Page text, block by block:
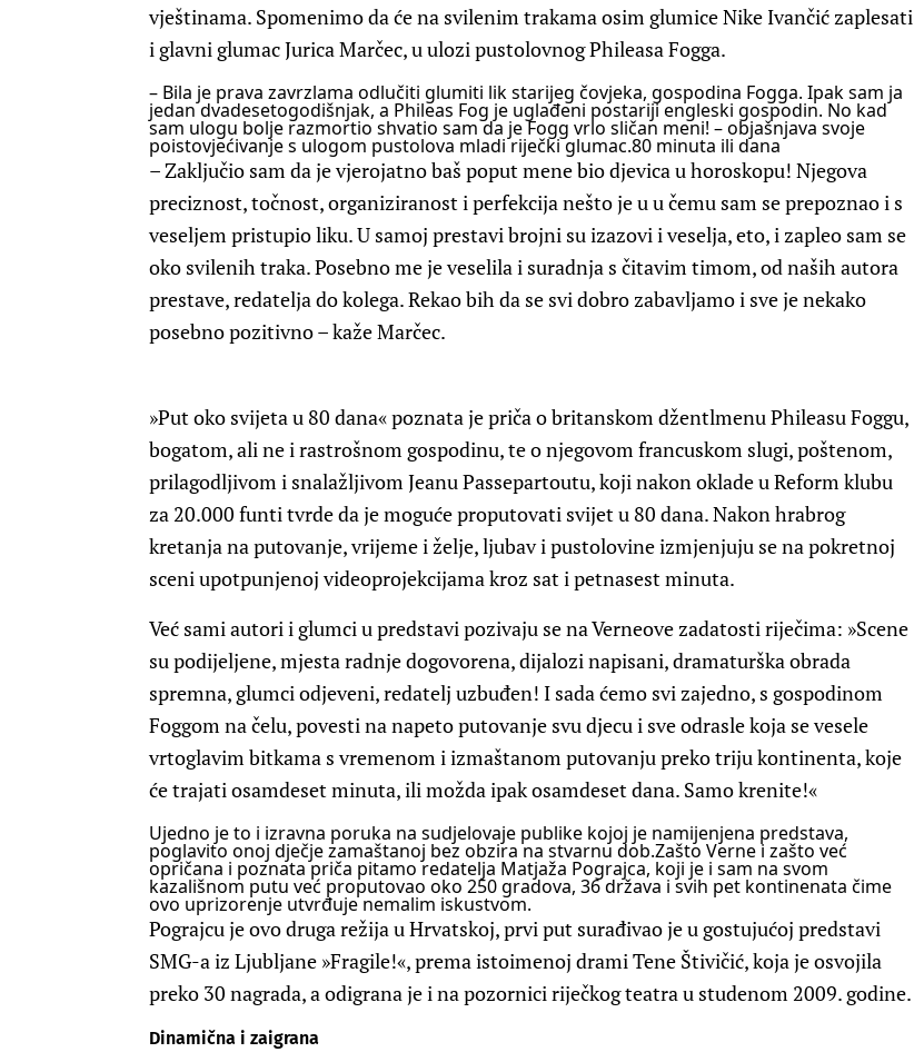
vještinama. Spomenimo da će na svilenim trakama osim glumice Nike Ivančić zaplesati
i glavni glumac Jurica Marčec, u ulozi pustolovnog Phileasa Fogga.
– Bila je prava zavrzlama odlučiti glumiti lik starijeg čovjeka, gospodina Fogga. Ipak sam ja
jedan dvadesetogodišnjak, a Phileas Fog je uglađeni postariji engleski gospodin. No kad
sam ulogu bolje razmortio shvatio sam da je Fogg vrlo sličan meni! – objašnjava svoje
poistovjećivanje s ulogom pustolova mladi riječki glumac.80 minuta ili dana
– Zaključio sam da je vjerojatno baš poput mene bio djevica u horoskopu! Njegova
preciznost, točnost, organiziranost i perfekcija nešto je u u čemu sam se prepoznao i s
veseljem pristupio liku. U samoj prestavi brojni su izazovi i veselja, eto, i zapleo sam se
oko svilenih traka. Posebno me je veselila i suradnja s čitavim timom, od naših autora
prestave, redatelja do kolega. Rekao bih da se svi dobro zabavljamo i sve je nekako
posebno pozitivno – kaže Marčec.
»Put oko svijeta u 80 dana« poznata je priča o britanskom džentlmenu Phileasu Foggu,
bogatom, ali ne i rastrošnom gospodinu, te o njegovom francuskom slugi, poštenom,
prilagodljivom i snalažljivom Jeanu Passepartoutu, koji nakon oklade u Reform klubu
za 20.000 funti tvrde da je moguće proputovati svijet u 80 dana. Nakon hrabrog
kretanja na putovanje, vrijeme i želje, ljubav i pustolovine izmjenjuju se na pokretnoj
sceni upotpunjenoj videoprojekcijama kroz sat i petnasest minuta.
Već sami autori i glumci u predstavi pozivaju se na Verneove zadatosti riječima: »Scene
su podijeljene, mjesta radnje dogovorena, dijalozi napisani, dramaturška obrada
spremna, glumci odjeveni, redatelj uzbuđen! I sada ćemo svi zajedno, s gospodinom
Foggom na čelu, povesti na napeto putovanje svu djecu i sve odrasle koja se vesele
vrtoglavim bitkama s vremenom i izmaštanom putovanju preko triju kontinenta, koje
će trajati osamdeset minuta, ili možda ipak osamdeset dana. Samo krenite!«
Ujedno je to i izravna poruka na sudjelovaje publike kojoj je namijenjena predstava,
poglavito onoj dječje zamaštanoj bez obzira na stvarnu dob.Zašto Verne i zašto već
opričana i poznata priča pitamo redatelja Matjaža Pograjca, koji je i sam na svom
kazališnom putu već proputovao oko 250 gradova, 36 država i svih pet kontinenata čime
ovo uprizorenje utvrđuje nemalim iskustvom.
Pograjcu je ovo druga režija u Hrvatskoj, prvi put surađivao je u gostujućoj predstavi
SMG-a iz Ljubljane »Fragile!«, prema istoimenoj drami Tene Štivičić, koja je osvojila
preko 30 nagrada, a odigrana je i na pozornici riječkog teatra u studenom 2009. godine.
Dinamična i zaigrana